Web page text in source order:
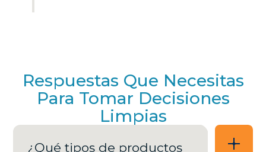
Respuestas Que Necesitas
Para Tomar Decisiones
Limpias
¿Qué tipos de productos